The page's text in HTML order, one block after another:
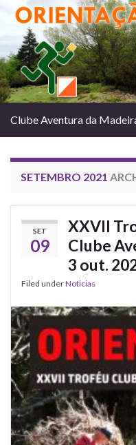
Clube Aventura da
SETEMBRO 2021
SET
09
XXVII
Clube
3 out.
Filed underNoticias